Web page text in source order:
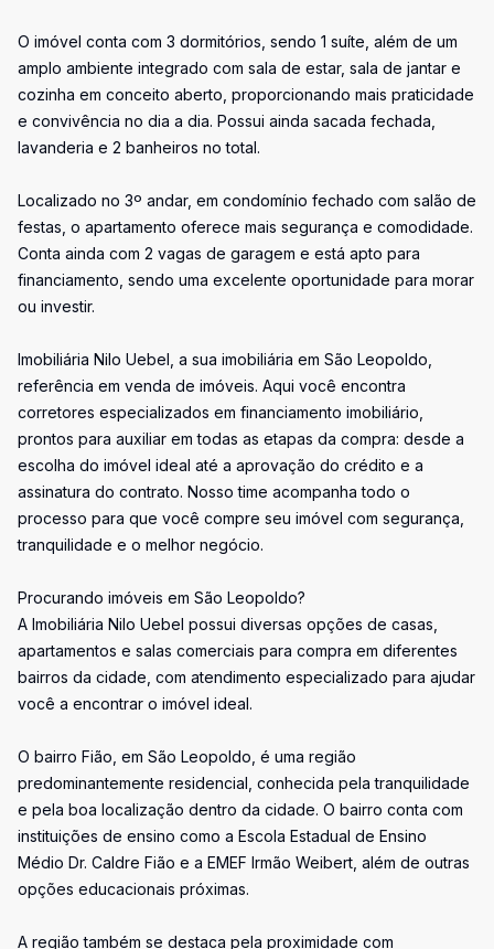
O imóvel conta com 3 dormitórios, sendo 1 suíte, além de um
amplo ambiente integrado com sala de estar, sala de jantar e
cozinha em conceito aberto, proporcionando mais praticidade
e convivência no dia a dia. Possui ainda sacada fechada,
lavanderia e 2 banheiros no total.
Localizado no 3º andar, em condomínio fechado com salão de
festas, o apartamento oferece mais segurança e comodidade.
Conta ainda com 2 vagas de garagem e está apto para
financiamento, sendo uma excelente oportunidade para morar
ou investir.
Imobiliária Nilo Uebel, a sua imobiliária em São Leopoldo,
referência em venda de imóveis. Aqui você encontra
corretores especializados em financiamento imobiliário,
prontos para auxiliar em todas as etapas da compra: desde a
escolha do imóvel ideal até a aprovação do crédito e a
assinatura do contrato. Nosso time acompanha todo o
processo para que você compre seu imóvel com segurança,
tranquilidade e o melhor negócio.
Procurando imóveis em São Leopoldo?
A Imobiliária Nilo Uebel possui diversas opções de casas,
apartamentos e salas comerciais para compra em diferentes
bairros da cidade, com atendimento especializado para ajudar
você a encontrar o imóvel ideal.
O bairro Fião, em São Leopoldo, é uma região
predominantemente residencial, conhecida pela tranquilidade
e pela boa localização dentro da cidade. O bairro conta com
instituições de ensino como a Escola Estadual de Ensino
Médio Dr. Caldre Fião e a EMEF Irmão Weibert, além de outras
opções educacionais próximas.
A região também se destaca pela proximidade com